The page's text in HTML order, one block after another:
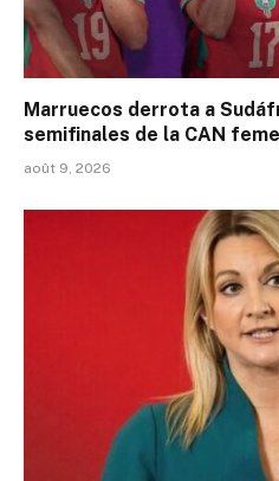
Marruecos derrota a
semifinales de la CAN
août 9, 2026